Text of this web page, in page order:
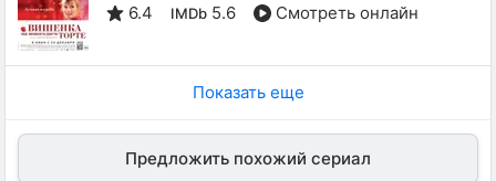
6.4 IMDb 5.6 Смотреть онлайн
Показать еще
Предложить похожий сериал